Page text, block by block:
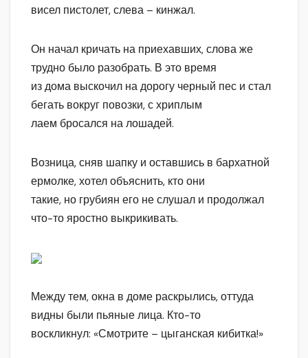
висел пистолет, слева – кинжал.
Он начал кричать на приехавших, слова же
трудно было разобрать. В это время
из дома выскочил на дорогу черный пес и стал
бегать вокруг повозки, с хриплым
лаем бросался на лошадей.
Возница, сняв шапку и оставшись в бархатной
ермолке, хотел объяснить, кто они
такие, но грубиян его не слушал и продолжал
что-то яростно выкрикивать.
Между тем, окна в доме раскрылись, оттуда
видны были пьяные лица. Кто-то
воскликнул: «Смотрите – цыганская кибитка!»